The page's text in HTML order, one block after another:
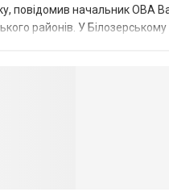
повідомив начальник ОВА
районів. У